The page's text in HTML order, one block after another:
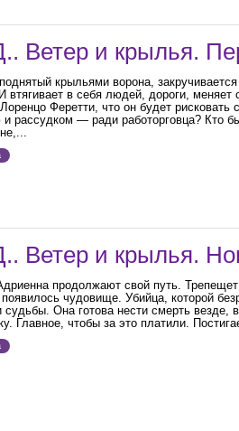
Ветер и крылья.
крыльями ворона,
втягивает в себя людей, дороги, меняет
Феретти, что он будет рисковать
рассудком — ради работорговца? Кто
Ветер и крылья.
продолжают свой путь.
чудовище. Убийца, которой
судьбы. Она готова нести смерть везде,
Главное, чтобы за это платили.